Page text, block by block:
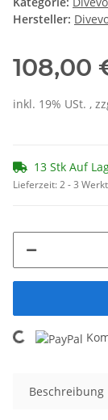
Hersteller:
108,00
inkl. 19% USt. ,
13 Stk Auf
Lieferzeit:2 - 3
Loading...
Beschreibung